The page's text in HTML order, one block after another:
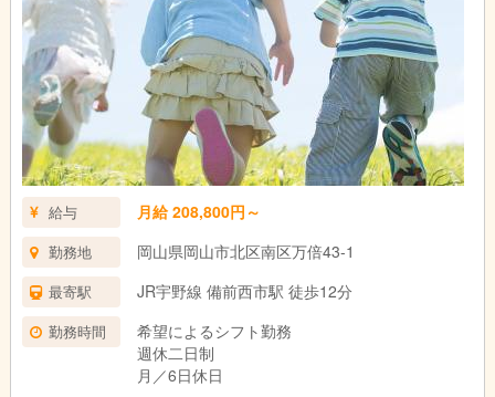
◆保育士
◆運転免許必須（送迎車の運転あり）
◇新卒・第二新卒も大歓迎
◇未経験からのスタート可
◇経験者もスキルを発揮してご活躍ください
丁寧な指導を行いますので障がい者支援の経験が浅い方もご安心
ください
給与 月給 208,800円～
勤務地 岡山県岡山市北区南区万倍43-1
最寄駅 JR宇野線 備前西市駅 徒歩12分
勤務時間
希望によるシフト勤務
週休二日制
月／6日休日